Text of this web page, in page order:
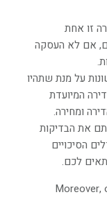
זו אחת
אם לא העסקה
על מנת שתהיו
המיועדת
ומחירה.
את הבדיקות
הסיכויים
לכם.
Moreover,